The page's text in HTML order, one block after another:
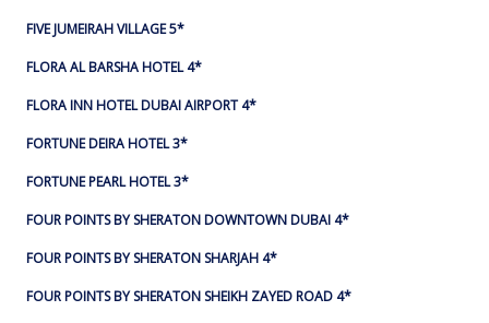
FIVE JUMEIRAH VILLAGE 5*
FLORA AL BARSHA HOTEL 4*
FLORA INN HOTEL DUBAI AIRPORT 4*
FORTUNE DEIRA HOTEL 3*
FORTUNE PEARL HOTEL 3*
FOUR POINTS BY SHERATON DOWNTOWN DUBAI 4*
FOUR POINTS BY SHERATON SHARJAH 4*
FOUR POINTS BY SHERATON SHEIKH ZAYED ROAD 4*